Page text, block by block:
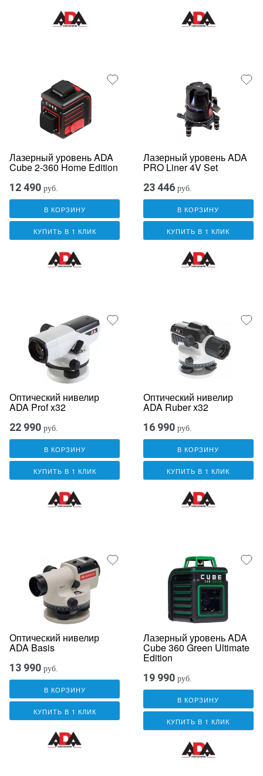
Лазерный уровень ADA
Cube 2-360 Home Edition
12 490 руб.
В КОРЗИНУ
КУПИТЬ В 1 КЛИК
Лазерный уровень ADA
PRO Liner 4V Set
23 446 руб.
В КОРЗИНУ
КУПИТЬ В 1 КЛИК
Оптический нивелир
ADA Prof x32
22 990 руб.
В КОРЗИНУ
КУПИТЬ В 1 КЛИК
Оптический нивелир
ADA Ruber x32
16 990 руб.
В КОРЗИНУ
КУПИТЬ В 1 КЛИК
Оптический нивелир
ADA Basis
13 990 руб.
В КОРЗИНУ
КУПИТЬ В 1 КЛИК
Лазерный уровень ADA
Cube 360 Green Ultimate
Edition
19 990 руб.
В КОРЗИНУ
КУПИТЬ В 1 КЛИК